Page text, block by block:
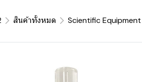
สินค้าทั้งหมด Scientific Equipment